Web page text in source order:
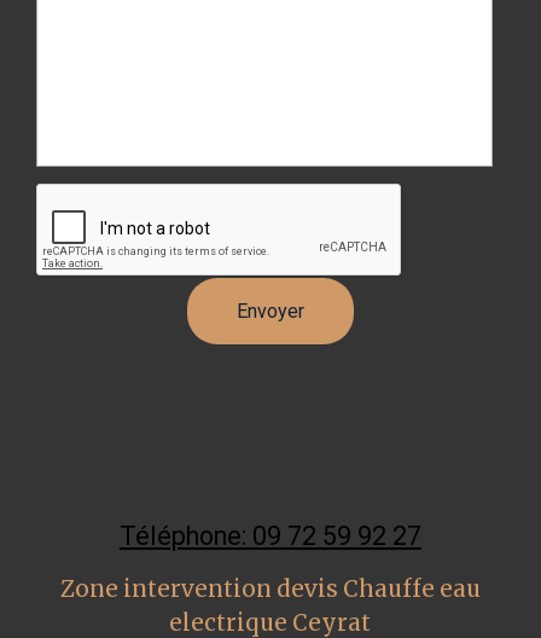
Téléphone: 09 72 59 92 27
Zone intervention devis Chauffe eau
electrique Ceyrat